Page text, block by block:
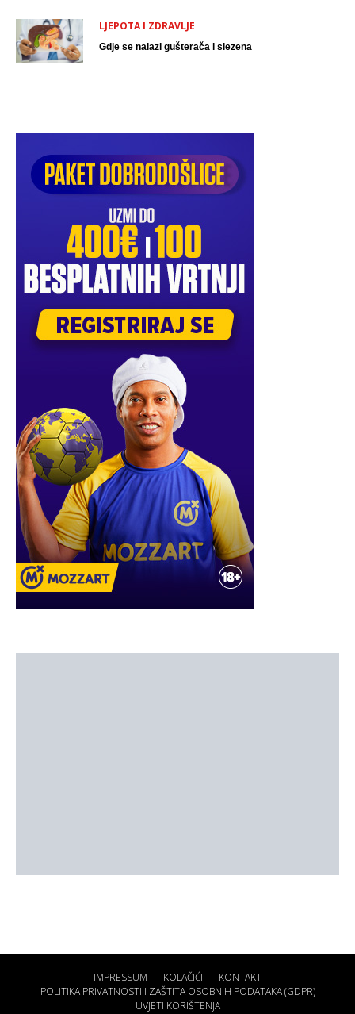
LJEPOTA I ZDRAVLJE
Gdje se nalazi gušterača i slezena
IMPRESSUM KOLAČIĆI
KONTAKT
POLITIKA PRIVATNOSTI I ZAŠTITA OSOBNIH PODATAKA (GDPR)
UVJETI KORIŠTENJA